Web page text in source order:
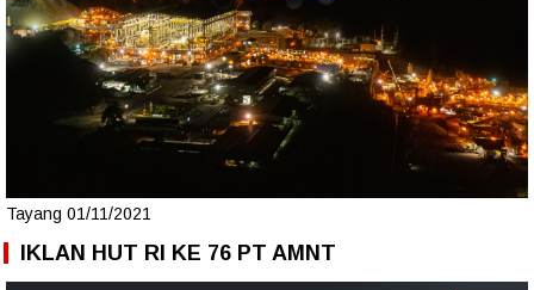
Tayang 01/11/2021
IKLAN HUT RI KE 76 PT AMNT